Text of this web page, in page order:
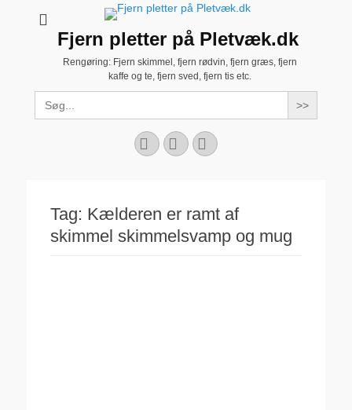
Fjern pletter på Pletvæk.dk
Rengøring: Fjern skimmel, fjern rødvin, fjern græs, fjern
kaffe og te, fjern sved, fjern tis etc.
Search
for:
Facebook
YouTubeInstagram
Tag: Kælderen er ramt af
skimmel skimmelsvamp og mug